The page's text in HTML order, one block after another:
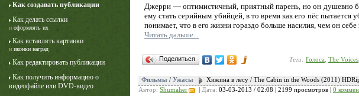
Как создавать публикации
Как делать ссылки
и оформлять их
Как вставлять картинки
и иконки наград
Как редактировать публикации
Как получить информацию о
видеофайле или DVD-видео
Джерри — оптимистичный, приятный парень, но он душевно
ему стать серийным убийцей, в то время как его пёс
понимает, что в его жизни гораздо больше насилия, чем он себе
Читать дальше...
Поделиться Теги: Голоса The Voices
Фильмы / Ужасы
Хижина в лесу / The Cabin in the Woods (2011)
Автор: Shumaher Дата: 03-03-2013 / 02:08 | 2199 просмотров | 0